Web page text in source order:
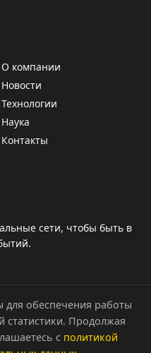
О компании
Новости
Технологии
Наука
Контакты
сети, чтобы быть в
Технологий». Все
обеспечения работы
статистики. Продолжая
с политикой